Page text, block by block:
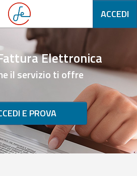
ACCEDI
Elettronica
il servizio ti offre
E PROVA